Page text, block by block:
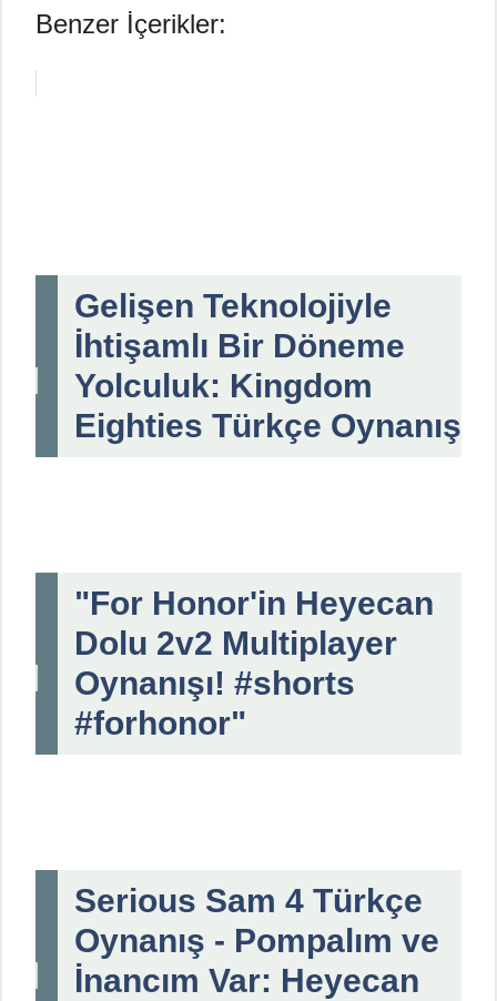
Benzer İçerikler:
Gelişen Teknolojiyle
İhtişamlı Bir Döneme
Yolculuk: Kingdom
Eighties Türkçe Oynanış
"For Honor'in Heyecan
Dolu 2v2 Multiplayer
Oynanışı! #shorts
#forhonor"
Serious Sam 4 Türkçe
Oynanış - Pompalım ve
İnancım Var: Heyecan